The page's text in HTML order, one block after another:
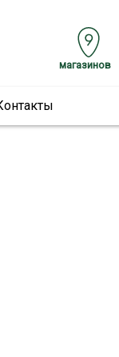
магазинов